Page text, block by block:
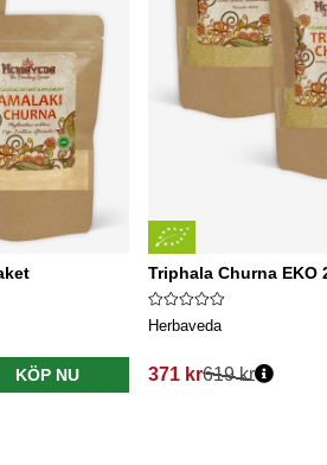
KÖP NU
Triphala Churna EKO
Herbaveda
371 kr619 kr